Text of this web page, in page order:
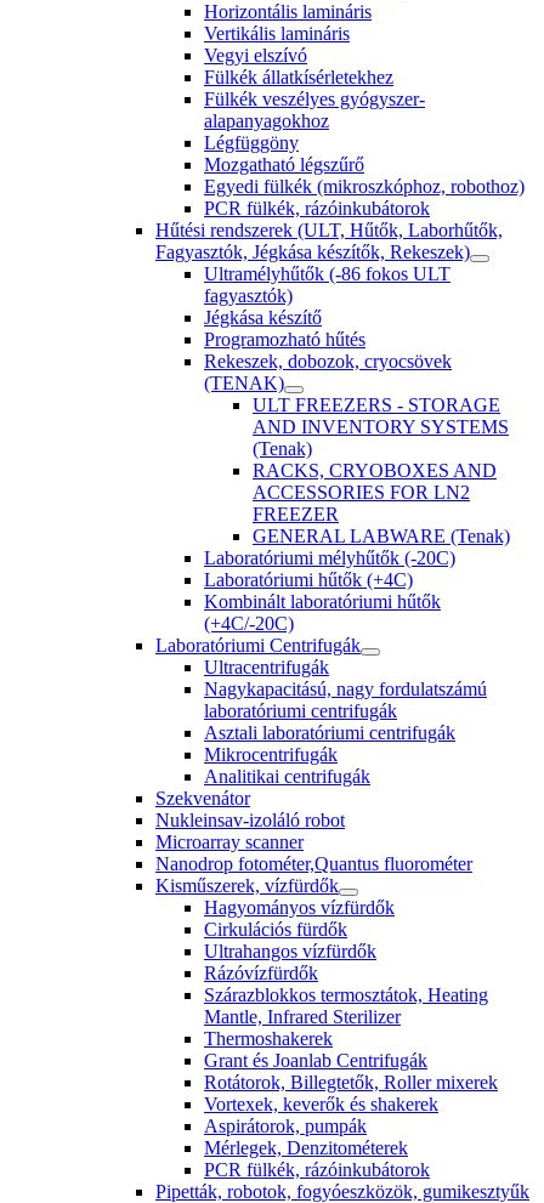
Horizontális lamináris
Vertikális lamináris
Vegyi elszívó
Fülkék állatkísérletekhez
Fülkék veszélyes gyógyszer-
alapanyagokhoz
Légfüggöny
Mozgatható légszűrő
Egyedi fülkék (mikroszkóphoz, robothoz)
PCR fülkék, rázóinkubátorok
Hűtési rendszerek (ULT, Hűtők, Laborhűtők,
Fagyasztók, Jégkása készítők, Rekeszek)
Ultramélyhűtők (-86 fokos ULT
fagyasztók)
Jégkása készítő
Programozható hűtés
Rekeszek, dobozok, cryocsövek
(TENAK)
ULT FREEZERS - STORAGE
AND INVENTORY SYSTEMS
(Tenak)
RACKS, CRYOBOXES AND
ACCESSORIES FOR LN2
FREEZER
GENERAL LABWARE (Tenak)
Laboratóriumi mélyhűtők (-20C)
Laboratóriumi hűtők (+4C)
Kombinált laboratóriumi hűtők
(+4C/-20C)
Laboratóriumi Centrifugák
Ultracentrifugák
Nagykapacitású, nagy fordulatszámú
laboratóriumi centrifugák
Asztali laboratóriumi centrifugák
Mikrocentrifugák
Analitikai centrifugák
Szekvenátor
Nukleinsav-izoláló robot
Microarray scanner
Nanodrop fotométer,Quantus fluorométer
Kisműszerek, vízfürdők
Hagyományos vízfürdők
Cirkulációs fürdők
Ultrahangos vízfürdők
Rázóvízfürdők
Szárazblokkos termosztátok, Heating
Mantle, Infrared Sterilizer
Thermoshakerek
Grant és Joanlab Centrifugák
Rotátorok, Billegtetők, Roller mixerek
Vortexek, keverők és shakerek
Aspirátorok, pumpák
Mérlegek, Denzitométerek
PCR fülkék, rázóinkubátorok
Pipetták, robotok, fogyóeszközök, gumikesztyűk